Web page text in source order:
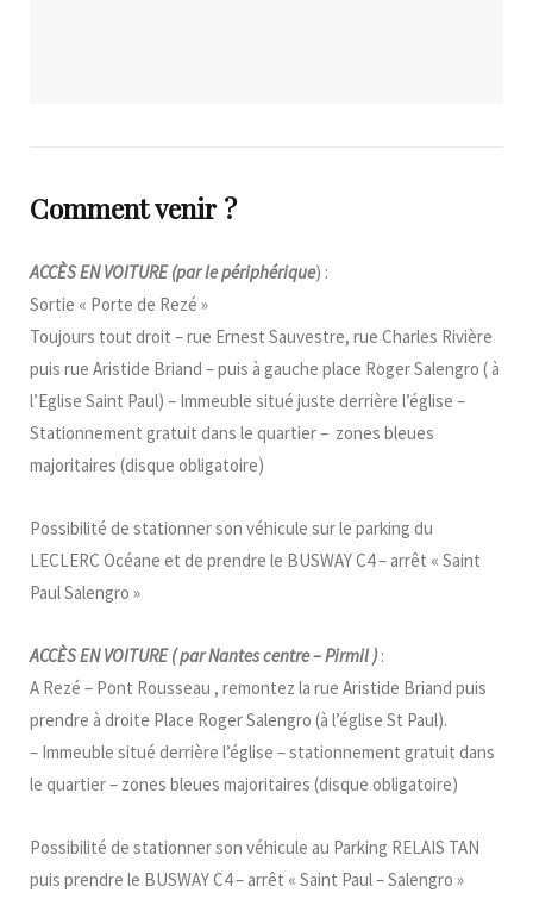
Comment venir ?
ACCÈS EN VOITURE (par le périphérique) :
Sortie « Porte de Rezé »
Toujours tout droit – rue Ernest Sauvestre, rue Charles Rivière
puis rue Aristide Briand – puis à gauche place Roger Salengro ( à
l’Eglise Saint Paul) – Immeuble situé juste derrière l’église –
Stationnement gratuit dans le quartier – zones bleues
majoritaires (disque obligatoire)
Possibilité de stationner son véhicule sur le parking du
LECLERC Océane et de prendre le BUSWAY C4 – arrêt « Saint
Paul Salengro »
ACCÈS EN VOITURE ( par Nantes centre – Pirmil ) :
A Rezé – Pont Rousseau , remontez la rue Aristide Briand puis
prendre à droite Place Roger Salengro (à l’église St Paul).
– Immeuble situé derrière l’église – stationnement gratuit dans
le quartier – zones bleues majoritaires (disque obligatoire)
Possibilité de stationner son véhicule au Parking RELAIS TAN
puis prendre le BUSWAY C4 – arrêt « Saint Paul – Salengro »